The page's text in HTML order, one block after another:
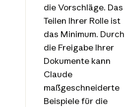
die Vorschläge. Das
Teilen Ihrer Rolle ist
das Minimum. Durch
die Freigabe Ihrer
Dokumente kann
Claude
maßgeschneiderte
Beispiele für die